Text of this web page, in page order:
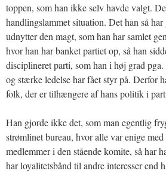
toppen, som han ikke selv havde valgt.
handlingslammet situation. Det han så
udnytter den magt, som han har samlet
hvor han har banket partiet op, så han
disciplineret parti, som han i høj grad
og stærke ledelse har fået styr på. Derfor
folk, der er tilhængere af hans politik i
Han gjorde ikke det, som man egentlig
strømlinet bureau, hvor alle var enige
medlemmer i den stående komite, så har
har loyalitetsbånd til andre interesser end